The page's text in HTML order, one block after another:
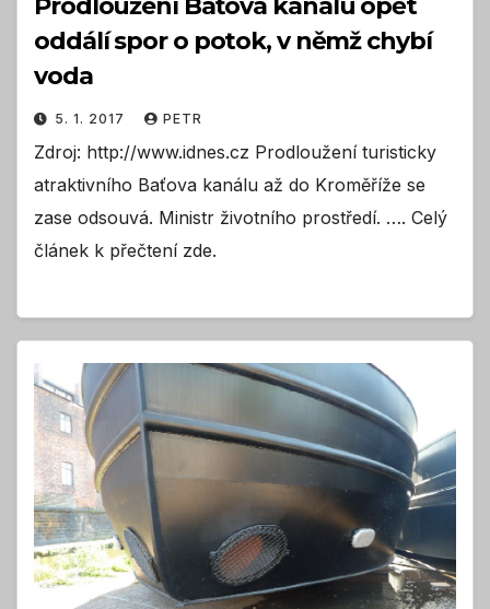
Prodloužení Baťova kanálu opět
oddálí spor o potok, v němž chybí
voda
5. 1. 2017 PETR
Zdroj: http://www.idnes.cz Prodloužení turisticky
atraktivního Baťova kanálu až do Kroměříže se
zase odsouvá. Ministr životního prostředí. …. Celý
článek k přečtení zde.